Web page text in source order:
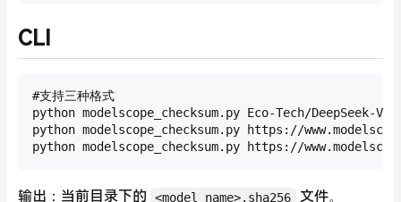
CLI
#支持三种格式
python modelscope_checksum.py Eco-Tech/DeepSeek-
python modelscope_checksum.py https://
python modelscope_checksum.py https://
输出：当前目录下的 <model_name>.sha256 文件。